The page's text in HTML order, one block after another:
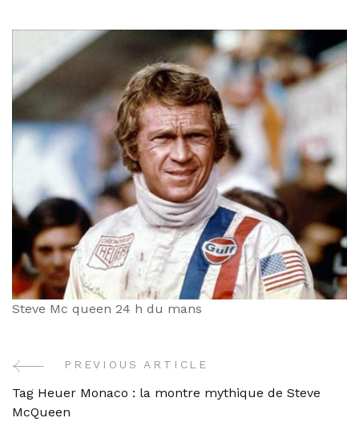
Steve Mc queen 24 h du mans
Post
Navigation
PREVIOUS ARTICLE
Tag Heuer Monaco : la montre mythique de Steve
McQueen